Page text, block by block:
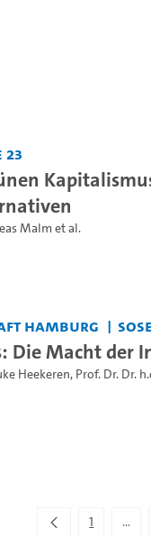
23
Malm et al.
Hamburg
Die Macht der
Heekeren, Prof. Dr. Dr.
1 ...